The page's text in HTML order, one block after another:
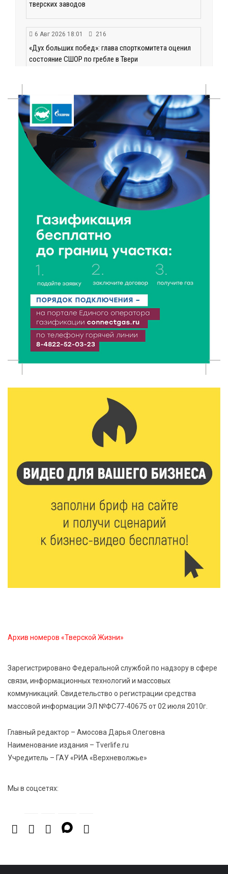
тверских заводов
6 Авг 2026 18:01 216
«Дух больших побед»: глава спорткомитета оценил
состояние СШОР по гребле в Твери
День рождения Светофора: в детском саду № 6
прошел необычный урок безопасности
6 Авг 2026 16:41 417
В Твери пройдёт дополнительный день приёма в
колледжи
241
Исследование: ежемесячная смена категорий
кешбэка создает волны спроса
6 Авг 2026 16:28 390
Тверские «Романтики» покорили Витебск своей
хореографией
6 Авг 2026 16:08 466
Виталий Королев наградил строителей и
анонсировал новые проекты
6 Авг 2026 16:02 186
Калининские футболисты представят Тверскую
область на всероссийском марафоне «Земля
6 Авг 2026 15:48 530
Голубев проверил школы и детсады Зубцова к 1
6 Авг 2026 15:01 312
От Твери до Москвы: выставка художника
Владимира Васильева о героях СВО проходит в РГБ
ленту по мотивам басни «Карась»
6 Авг 2026 13:38 412
спортивной столицей России
Архив номеров «Тверской Жизни»
Зарегистрировано Федеральной службой по надзору в сфере
связи, информационных технологий и массовых
коммуникаций. Свидетельство о регистрации средства
массовой информации ЭЛ №ФС77-40675 от 02 июля 2010г.
Главный редактор – Амосова Дарья Олеговна
Наименование издания – Tverlife.ru
Учредитель – ГАУ «РИА «Верхневолжье»
Мы в соцсетях: